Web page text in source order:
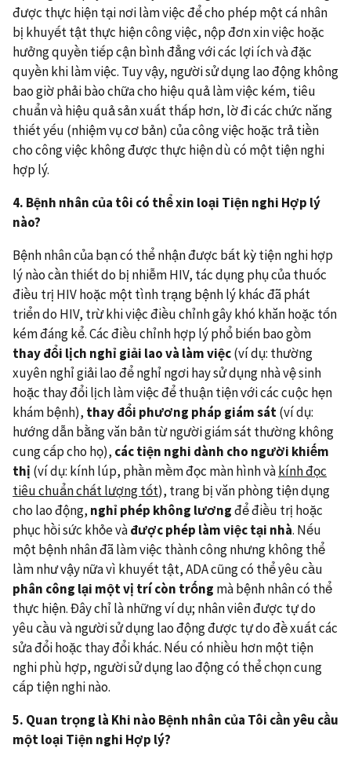
được thực hiện tại nơi làm việc để cho phép một cá nhân
bị khuyết tật thực hiện công việc, nộp đơn xin việc hoặc
hưởng quyền tiếp cận bình đẳng với các lợi ích và đặc
quyền khi làm việc. Tuy vậy, người sử dụng lao động không
bao giờ phải bào chữa cho hiệu quả làm việc kém, tiêu
chuẩn và hiệu quả sản xuất thấp hơn, lờ đi các chức năng
thiết yếu (nhiệm vụ cơ bản) của công việc hoặc trả tiền
cho công việc không được thực hiện dù có một tiện nghi
hợp lý.
4. Bệnh nhân của tôi có thể xin loại Tiện nghi Hợp lý
nào?
Bệnh nhân của bạn có thể nhận được bất kỳ tiện nghi hợp
lý nào cần thiết do bị nhiễm HIV, tác dụng phụ của thuốc
điều trị HIV hoặc một tình trạng bệnh lý khác đã phát
triển do HIV, trừ khi việc điều chỉnh gây khó khăn hoặc tốn
kém đáng kể. Các điều chỉnh hợp lý phổ biến bao gồm
thay đổi lịch nghỉ giải lao và làm việc(ví dụ: thường
xuyên nghỉ giải lao để nghỉ ngơi hay sử dụng nhà vệ sinh
hoặc thay đổi lịch làm việc để thuận tiện với các cuộc hẹn
khám bệnh), thay đổi phương pháp giám sát(ví dụ:
hướng dẫn bằng văn bản từ người giám sát thường không
cung cấp cho họ), các tiện nghi dành cho người khiếm
thị (ví dụ: kính lúp, phần mềm đọc màn hình vàkính đọc
tiêu chuẩn chất lượng tốt), trang bị văn phòng tiện dụng
cho lao động, nghỉ phép không lươngđể điều trị hoặc
phục hồi sức khỏe vàđược phép làm việc tại nhà. Nếu
một bệnh nhân đã làm việc thành công nhưng không thể
làm như vậy nữa vì khuyết tật, ADA cũng có thể yêu cầu
phân công lại một vị trícòn trống mà bệnh nhân có thể
thực hiện. Đây chỉ là những ví dụ; nhân viên được tự do
yêu cầu và người sử dụng lao động được tự do đề xuất các
sửa đổi hoặc thay đổi khác. Nếu có nhiều hơn một tiện
nghi phù hợp, người sử dụng lao động có thể chọn cung
cấp tiện nghi nào.
5. Quan trọng là Khi nào Bệnh nhân của Tôi cầnyêu cầu
một loại Tiện nghi Hợp lý?